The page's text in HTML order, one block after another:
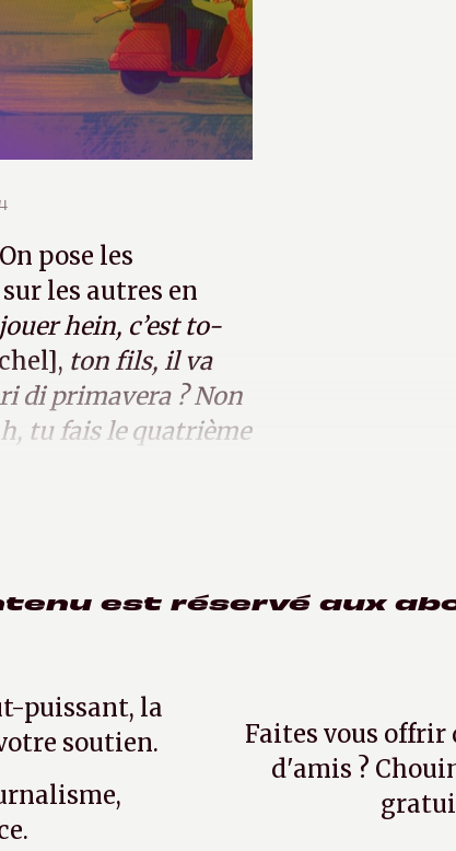
pose les
les autres en
hein, c’est to-
ton fils, il va
di primavera ? Non
tu fais le quatrième
est réservé aux
puissant, la
soutien.
Faites vous offrir
d'amis ?